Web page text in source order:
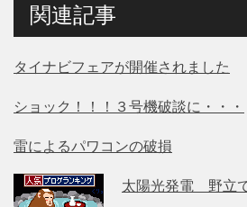
関連記事
タイナビフェアが開催されました
ショック！！！３号機破談に・・・
雷によるパワコンの破損
太陽光発電 野立